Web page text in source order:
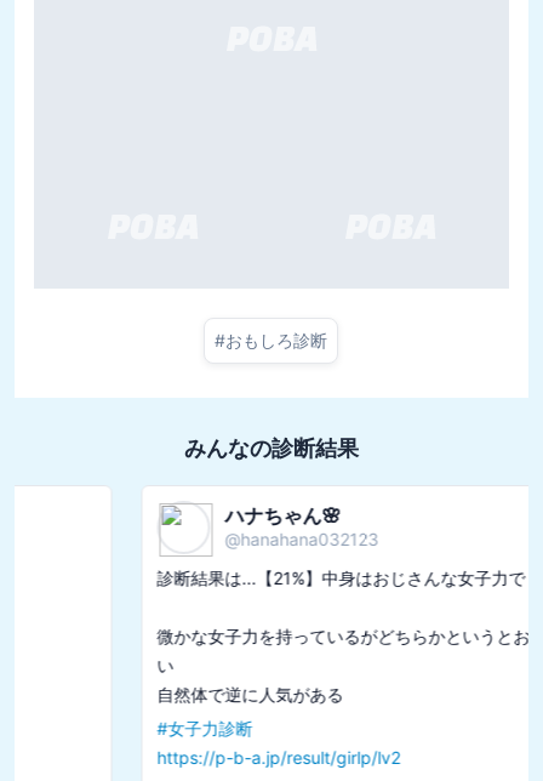
#おもしろ診断
みんなの診断結果
ハナちゃん🌸
hanahana032123
診断結果は...【21%】中身はおじさんな女子力でした
微かな女子力を持っているがどちらかというとおっさんに近
自然体で逆に人気がある
https://p-b-a.jp/result/girlp/lv2